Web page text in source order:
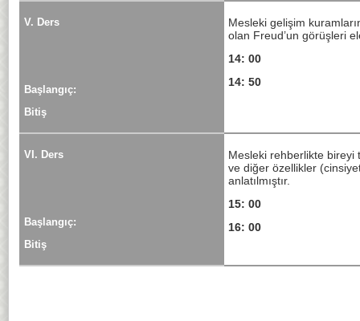
V. Ders
Başlangıç:
Bitiş
Mesleki gelişim
olan Freud’un görüşleri
14: 00
14: 50
VI. Ders
Başlangıç:
Bitiş
Mesleki rehberlikte bireyi
ve diğer özellikler
anlatılmıştır.
15: 00
16: 00